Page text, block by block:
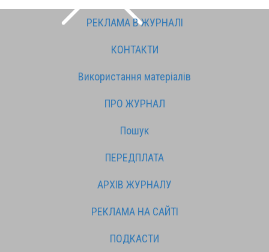
РЕКЛАМА В ЖУРНАЛІ
КОНТАКТИ
Використання матеріалів
ПРО ЖУРНАЛ
Пошук
ПЕРЕДПЛАТА
АРХІВ ЖУРНАЛУ
РЕКЛАМА НА САЙТІ
ПОДКАСТИ